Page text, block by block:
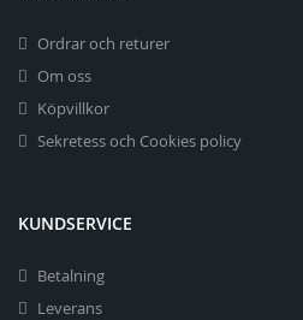
Ordrar och returer
Om oss
Köpvillkor
Sekretess och Cookies policy
KUNDSERVICE
Betalning
Leverans